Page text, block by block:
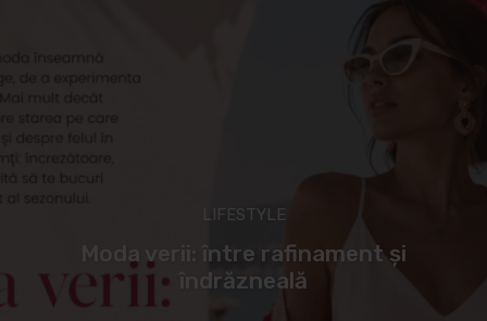
LIFESTYLE
Moda verii: între rafinament și
îndrăzneală